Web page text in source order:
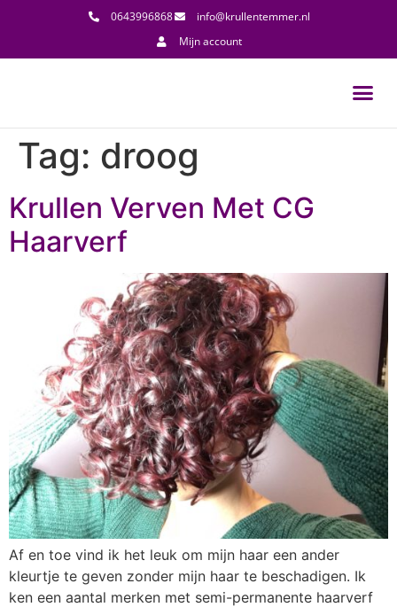
0643996868
info@krullentemmer.nl
Mijn account
Tag: droog
Krullen Verven Met CG
Haarverf
Af en toe vind ik het leuk om mijn haar een ander
kleurtje te geven zonder mijn haar te beschadigen. Ik
ken een aantal merken met semi-permanente haarverf